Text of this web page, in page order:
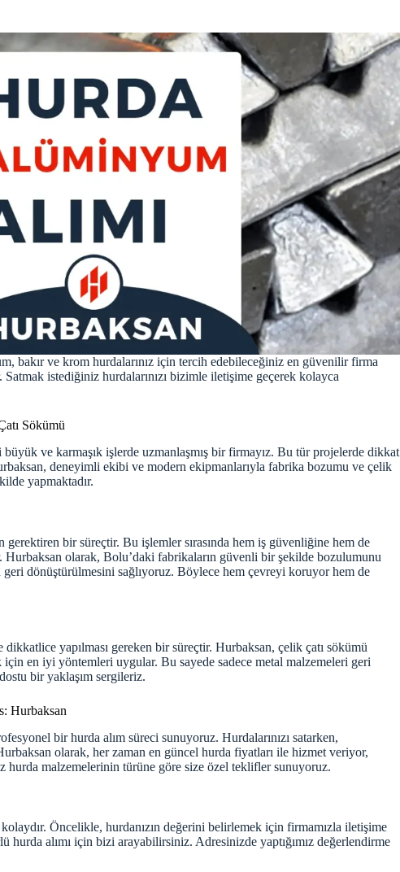
bakır ve krom hurdalarınız için tercih edebileceğiniz en güvenilir firma
istediğiniz hurdalarınızı bizimle iletişime geçerek kolayca
Sökümü
ve karmaşık işlerde uzmanlaşmış bir firmayız. Bu tür projelerde dikkat
deneyimli ekibi ve modern ekipmanlarıyla fabrika bozumu ve çelik
yapmaktadır.
bir süreçtir. Bu işlemler sırasında hem iş güvenliğine hem de
olarak, Bolu’daki fabrikaların güvenli bir şekilde bozulumunu
dönüştürülmesini sağlıyoruz. Böylece hem çevreyi koruyor hem de
yapılması gereken bir süreçtir. Hurbaksan, çelik çatı sökümü
için en iyi yöntemleri uygular. Bu sayede sadece metal malzemeleri geri
bir yaklaşım sergileriz.
Hurbaksan
bir hurda alım süreci sunuyoruz. Hurdalarınızı satarken,
olarak, her zaman en güncel hurda fiyatları ile hizmet veriyor,
hurda malzemelerinin türüne göre size özel teklifler sunuyoruz.
Öncelikle, hurdanızın değerini belirlemek için firmamızla iletişime
alımı için bizi arayabilirsiniz. Adresinizde yaptığımız değerlendirme